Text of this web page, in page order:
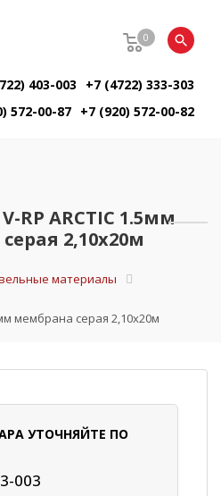
0
403-003
+7 (4722) 333-303
572-00-87 +7 (920) 572-00-82
RP ARCTIC 1.5мм
2,10х20м
материалы
мембрана серая 2,10х20м
УТОЧНЯЙТЕ ПО
003